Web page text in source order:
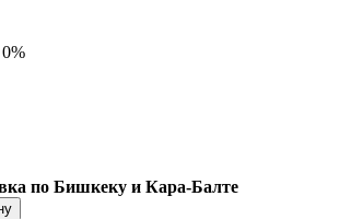
по Бишкеку и Кара-Балте